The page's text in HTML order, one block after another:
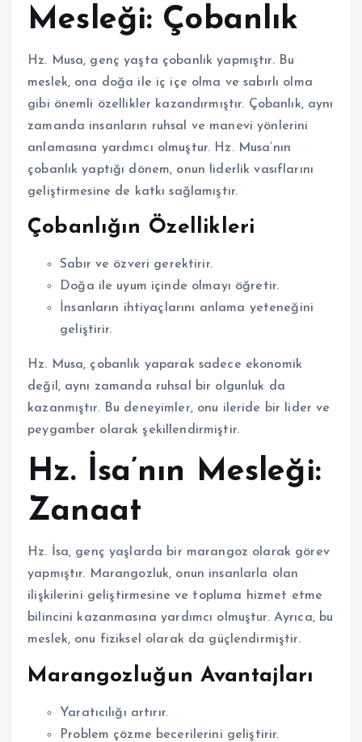
Mesleği: Çobanlık
Hz. Musa, genç yaşta çobanlık yapmıştır. Bu
meslek, ona doğa ile iç içe olma ve sabırlı olma
gibi önemli özellikler kazandırmıştır. Çobanlık, aynı
zamanda insanların ruhsal ve manevi yönlerini
anlamasına yardımcı olmuştur. Hz. Musa’nın
çobanlık yaptığı dönem, onun liderlik vasıflarını
geliştirmesine de katkı sağlamıştır.
Çobanlığın Özellikleri
Sabır ve özveri gerektirir.
Doğa ile uyum içinde olmayı öğretir.
İnsanların ihtiyaçlarını anlama yeteneğini
geliştirir.
Hz. Musa, çobanlık yaparak sadece ekonomik
değil, aynı zamanda ruhsal bir olgunluk da
kazanmıştır. Bu deneyimler, onu ileride bir lider ve
peygamber olarak şekillendirmiştir.
Hz. İsa’nın Mesleği:
Zanaat
Hz. İsa, genç yaşlarda bir marangoz olarak görev
yapmıştır. Marangozluk, onun insanlarla olan
ilişkilerini geliştirmesine ve topluma hizmet etme
bilincini kazanmasına yardımcı olmuştur. Ayrıca, bu
meslek, onu fiziksel olarak da güçlendirmiştir.
Marangozluğun Avantajları
Yaratıcılığı artırır.
Problem çözme becerilerini geliştirir.